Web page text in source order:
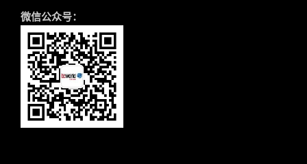
微信公众号：